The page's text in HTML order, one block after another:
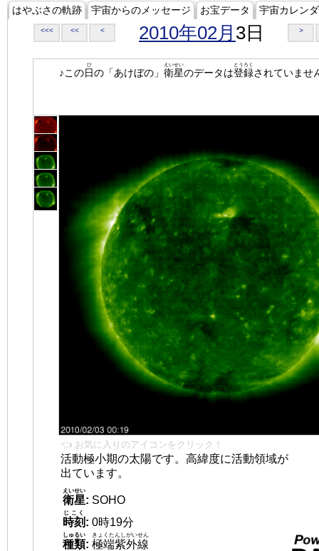
はやぶさの軌跡 宇宙からのメッセージ お宝データ 宇宙カレン
<<< << < 2010年02月 3日 >
♪この日
ひ
の「あけぼの」 衛星
えいせい
のデータは登録
とうろく
されていませ
👈 お気に入りのアイコンをクリック！
活動極小期の太陽です。高緯度に活動領域が
出ています。
衛星
えいせい
: SOHO
時刻
じこく
: 0時19分
種類
しゅるい
: 極端紫外線
きょくたんしがいせん